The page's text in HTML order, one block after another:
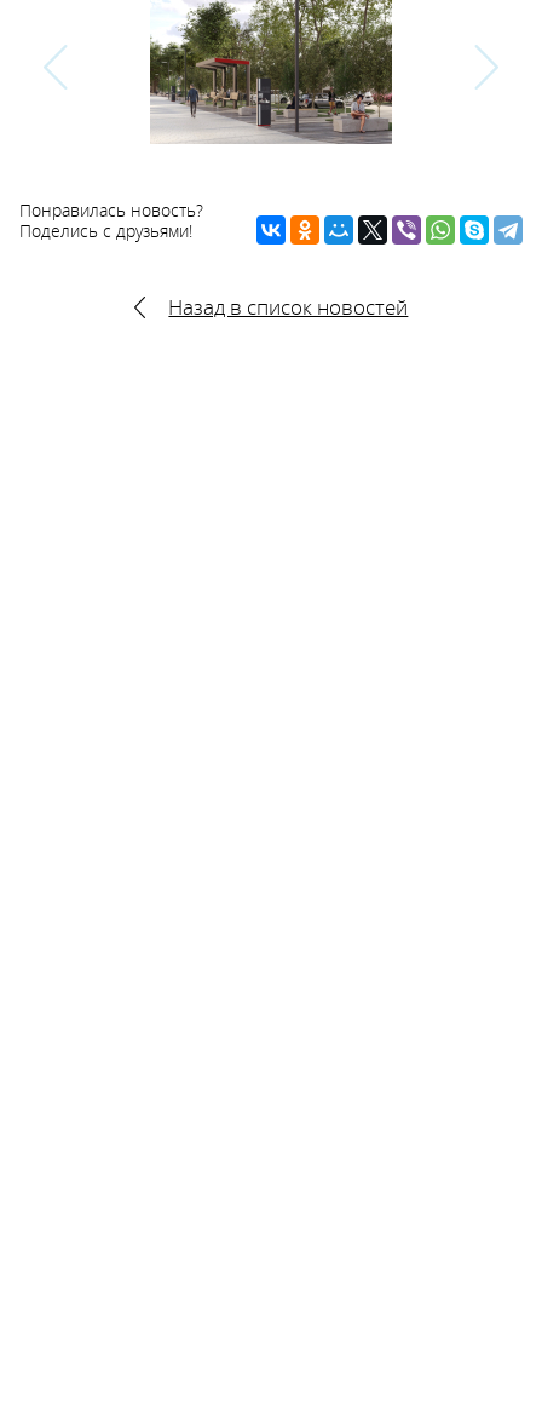
Понравилась новость?
Поделись с друзьями!
Назад в список новостей